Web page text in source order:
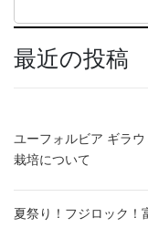
最近の投稿
ユーフォルビア ギラ
栽培について
夏祭り！フジロック！